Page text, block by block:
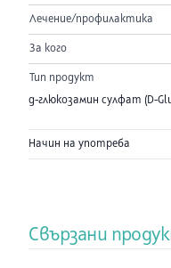
Лечение/профилактика
За кого
Тип продукт
д-глюкозамин сулфат (D-
колаген тип II (Chicken
кора от бяла върба /Salix
Начин на употреба
Свързани